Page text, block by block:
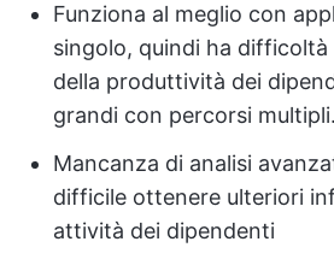
Funziona al meglio con
singolo, quindi ha
della produttività dei
grandi con percorsi multipli.
Mancanza di analisi
difficile ottenere ulteriori
attività dei dipendenti